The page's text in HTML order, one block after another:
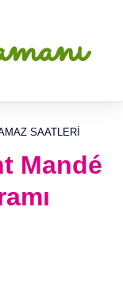
SAATLERI
Mandé